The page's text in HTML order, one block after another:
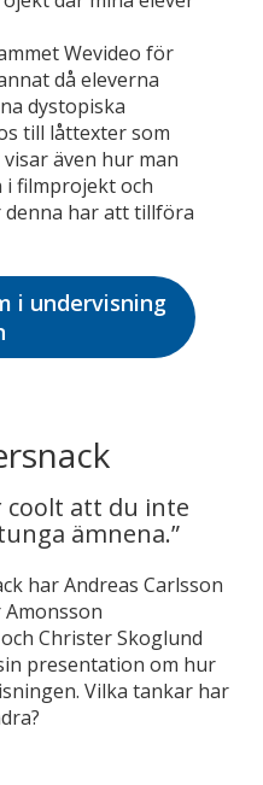
Wevideo för
då eleverna
dystopiska
till låttexter som
även hur man
i filmprojekt och
har att tillföra
i undervisning
coolt att du inte
ämnena.”
har Andreas Carlsson
Christer Skoglund
presentation om hur
Vilka tankar har